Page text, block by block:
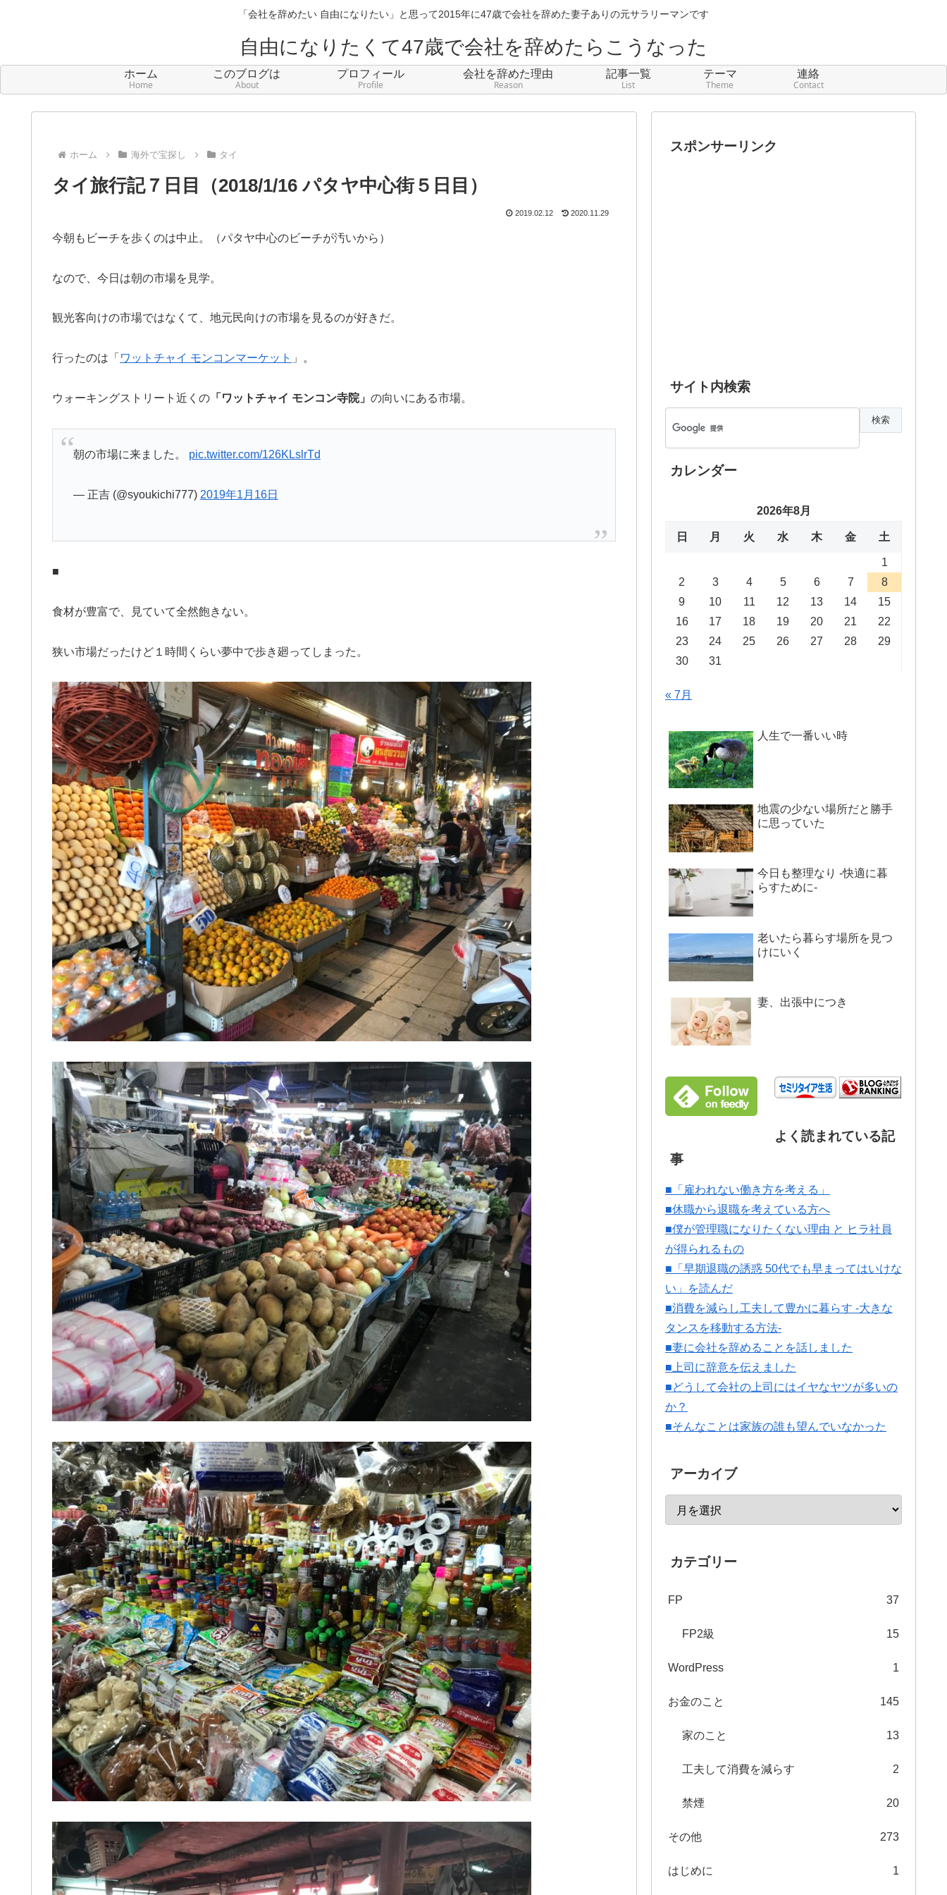
「会社を辞めたい 自由になりたい」と思って2015年に47歳で会社を辞めた妻子ありの元サラリーマンです
自由になりたくて47歳で会社を辞めたらこうなった
ホーム
Home
このブログは
About
プロフィール
Profile
会社を辞めた理由
Reason
記事一覧
List
テーマ
Theme
連絡
Contact
ホーム 海外で宝探し タイ
タイ旅行記７日目（2018/1/16 パタヤ中心街５日目）
2019.02.12 2020.11.29
今朝もビーチを歩くのは中止。（パタヤ中心のビーチが汚いから）
なので、今日は朝の市場を見学。
観光客向けの市場ではなくて、地元民向けの市場を見るのが好きだ。
行ったのは「 ワットチャイ モンコンマーケット 」。
ウォーキングストリート近くの 「ワットチャイ モンコン寺院」 の向いにある市場。
朝の市場に来ました。 pic.twitter.com/126KLslrTd
— 正吉 (@syoukichi777) 2019年1月16日
■
食材が豊富で、見ていて全然飽きない。
狭い市場だったけど１時間くらい夢中で歩き廻ってしまった。
スポンサーリンク
サイト内検索
カレンダー
2026年8月
日 月 火 水 木 金 土
1
2
3 4 5 6 7
8
9
10 11 12 13 14
15
16
17 18 19 20 21
22
23
24 25 26 27 28
29
30
31
« 7月
人生で一番いい時
地震の少ない場所だと勝手
に思っていた
今日も整理なり -快適に暮
らすために-
老いたら暮らす場所を見つ
けにいく
妻、出張中につき
よく読まれている記
事
■「雇われない働き方を考える」
■休職から退職を考えている方へ
■僕が管理職になりたくない理由 と ヒラ社員
が得られるもの
■「早期退職の誘惑 50代でも早まってはいけな
い」を読んだ
■消費を減らし工夫して豊かに暮らす -大きな
タンスを移動する方法-
■妻に会社を辞めることを話しました
■上司に辞意を伝えました
■どうして会社の上司にはイヤなヤツが多いの
か？
■そんなことは家族の誰も望んでいなかった
アーカイブ
カテゴリー
FP 37
FP2級 15
WordPress 1
お金のこと 145
家のこと 13
工夫して消費を減らす 2
禁煙 20
その他 273
はじめに 1